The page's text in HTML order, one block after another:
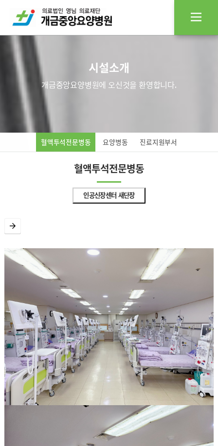
혈액투석전문병동 요양병동 진료지원부서
시설소개
개금중앙요양병원에 오신것을 환영합니다.
혈액투석전문병동
인공신장센터 새단장